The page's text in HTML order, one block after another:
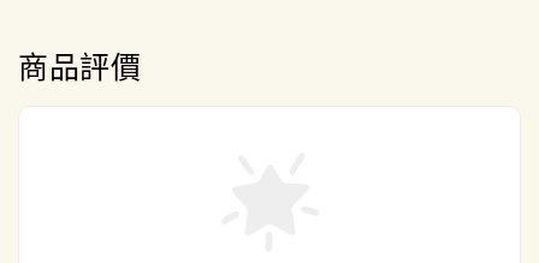
商品評價